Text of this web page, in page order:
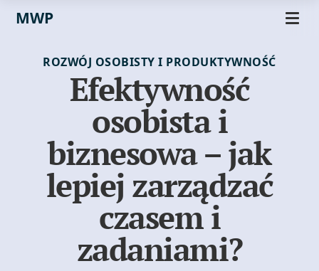
MWP
ROZWÓJ OSOBISTY I PRODUKTYWNOŚĆ
Efektywność
osobista i
biznesowa – jak
lepiej zarządzać
czasem i
zadaniami?